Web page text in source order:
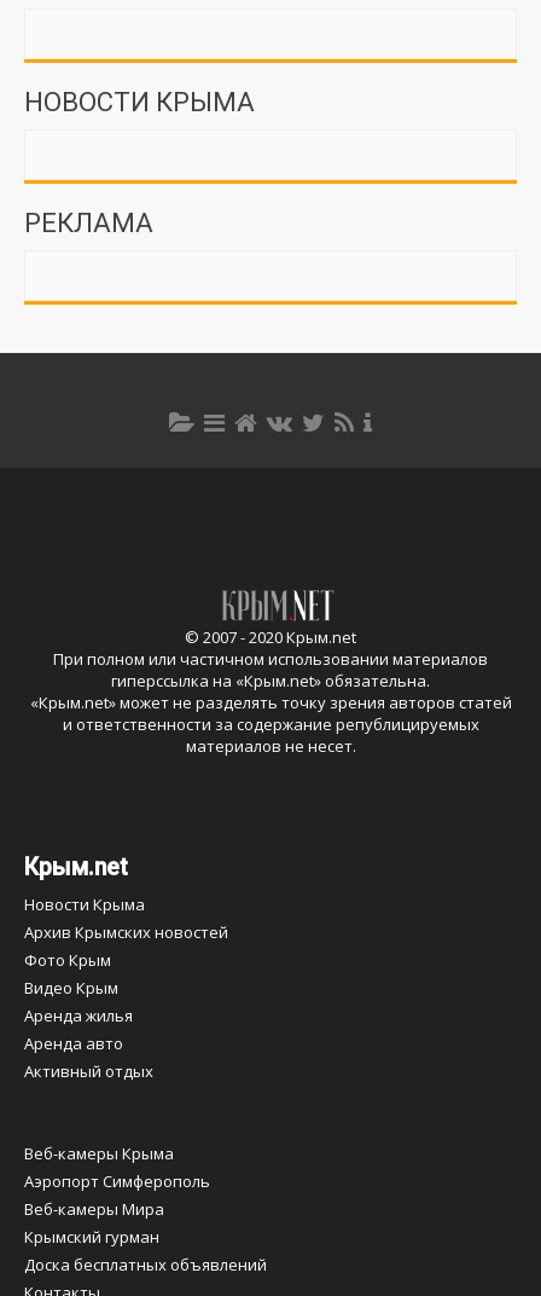
НОВОСТИ КРЫМА
РЕКЛАМА
© 2007 - 2020 Крым.net
При полном или частичном использовании материалов
гиперссылка на «Крым.net» обязательна.
«Крым.net» может не разделять точку зрения авторов статей
и ответственности за содержание републицируемых
материалов не несет.
Крым.net
Новости Крыма
Архив Крымских новостей
Фото Крым
Видео Крым
Аренда жилья
Аренда авто
Активный отдых
Веб-камеры Крыма
Аэропорт Симферополь
Веб-камеры Мира
Крымский гурман
Доска бесплатных объявлений